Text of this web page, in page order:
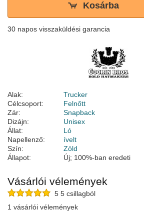
Kosárba
30 napos visszaküldési garancia
Alak:
Trucker
Célcsoport:
Felnőtt
Zár:
Snapback
Dizájn:
Unisex
Állat:
Ló
Napellenző:
ívelt
Szín:
Zöld
Állapot:
Új; 100%-ban eredeti
Vásárlói vélemények
5 5 csillagból
1 vásárlói vélemények